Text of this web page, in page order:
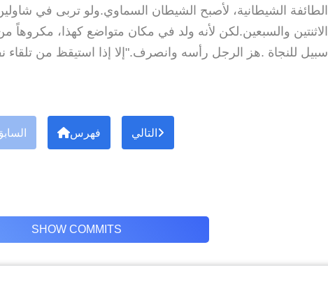
الطائفة الشيطانية، لأصبح الشيطان السماوي.ولو تربى في
الاثنتين والسبعين.لكن لأنه ولد في مكان متواضع كهذا،
سبيل للنجاة .هز الرجل رأسه وانصرف."إلا إذا استيقظ من تلقاء
فهرس التالي
SHOW COMMITS